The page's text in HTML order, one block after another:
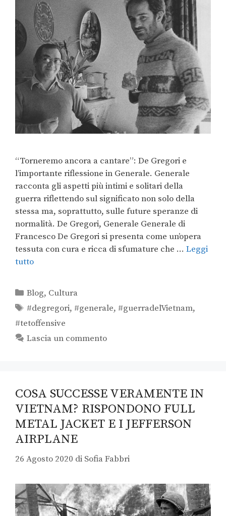
“Torneremo ancora a cantare”: De Gregori e
l’importante riflessione in Generale. Generale
racconta gli aspetti più intimi e solitari della
guerra riflettendo sul significato non solo della
stessa ma, soprattutto, sulle future speranze di
normalità. De Gregori, Generale Generale di
Francesco De Gregori si presenta come un’opera
tessuta con cura e ricca di sfumature che … Leggi
tutto
Blog, Cultura
#degregori, #generale, #guerradelVietnam,
#tetoffensive
Lascia un commento
COSA SUCCESSE VERAMENTE IN
VIETNAM? RISPONDONO FULL
METAL JACKET E I JEFFERSON
AIRPLANE
26 Agosto 2020 di Sofia Fabbri